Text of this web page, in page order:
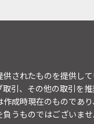
されたものを提供し
引、その他の取引を
成時現在のものであ
うものではございま